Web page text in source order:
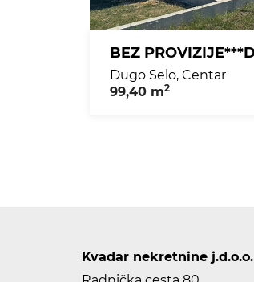
Dugo Selo, Centar
99,40 m2
Kvadar nekretnine j.d.o.o.